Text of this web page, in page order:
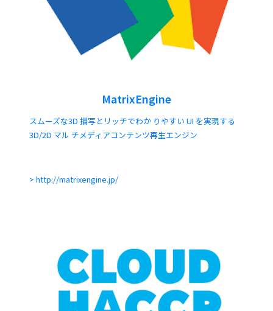
MatrixEngine
スムーズな3D 描写とリッチでわか りやすい UI を実現する
3D/2D マル チメディアコンテンツ再生エンジン
http://matrixengine.jp/